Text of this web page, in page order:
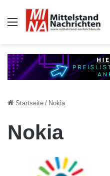
Auswahl
Startseite / Nokia
Nokia